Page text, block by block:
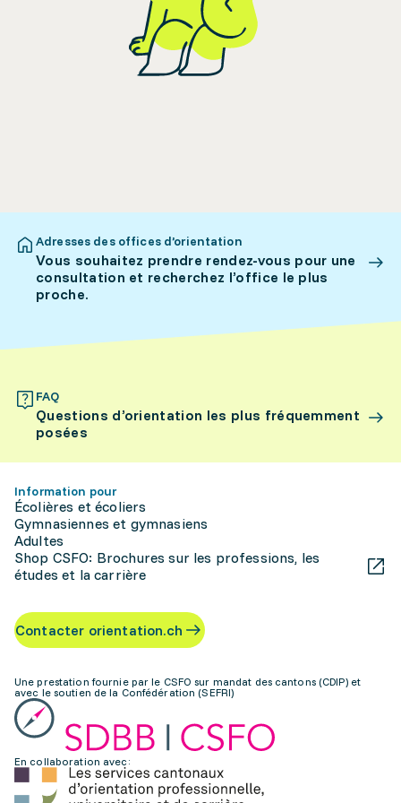
Adresses des offices d’orientation
Vous souhaitez prendre rendez-vous pour une
consultation et recherchez l’office le plus
proche.
FAQ
Questions d’orientation les plus fréquemment
posées
Information pour
Écolières et écoliers
Gymnasiennes et gymnasiens
Adultes
Shop CSFO: Brochures sur les professions, les
études et la carrière
Contacter orientation.ch
Une prestation fournie par le CSFO sur mandat des cantons (CDIP) et
avec le soutien de la Confédération (SEFRI)
En collaboration avec: